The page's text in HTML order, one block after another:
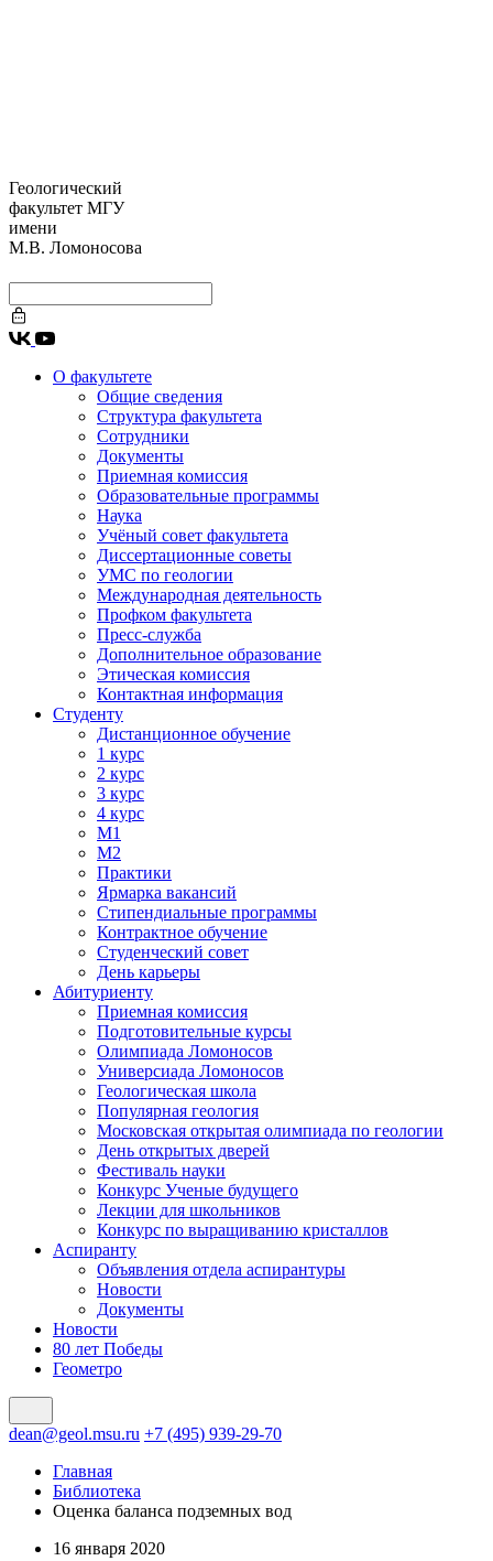
Геологический
факультет МГУ
имени
М.В. Ломоносова
О факультете
Общие сведения
Структура факультета
Сотрудники
Документы
Приемная комиссия
Образовательные программы
Наука
Учёный совет факультета
Диссертационные советы
УМС по геологии
Международная деятельность
Профком факультета
Пресс-служба
Дополнительное образование
Этическая комиссия
Контактная информация
Студенту
Дистанционное обучение
1 курс
2 курс
3 курс
4 курс
М1
М2
Практики
Ярмарка вакансий
Стипендиальные программы
Контрактное обучение
Студенческий совет
День карьеры
Абитуриенту
Приемная комиссия
Подготовительные курсы
Олимпиада Ломоносов
Универсиада Ломоносов
Геологическая школа
Популярная геология
Московская открытая олимпиада по геологии
День открытых дверей
Фестиваль науки
Конкурс Ученые будущего
Лекции для школьников
Конкурс по выращиванию кристаллов
Аспиранту
Объявления отдела аспирантуры
Новости
Документы
Новости
80 лет Победы
Геометро
dean@geol.msu.ru +7 (495) 939-29-70
Главная
Библиотека
Оценка баланса подземных вод
16 января 2020